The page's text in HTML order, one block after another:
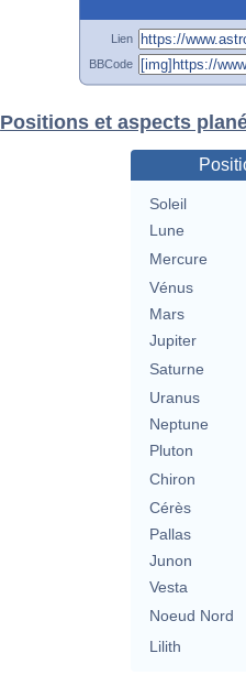
Lien
BBCode
Positions et aspects
Soleil
Lune
Mercure
Vénus
Mars
Jupiter
Saturne
Uranus
Neptune
Pluton
Chiron
Cérès
Pallas
Junon
Vesta
Noeud Nord
Lilith